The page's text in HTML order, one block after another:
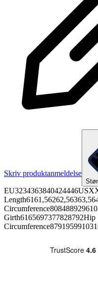
Skriv produktanmeldelse
Girth6165697377828792Hip